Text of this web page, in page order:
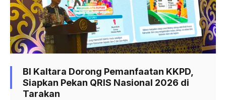
BI Kaltara Dorong Pemanfaatan KKPD,
Siapkan Pekan QRIS Nasional 2026 di
Tarakan